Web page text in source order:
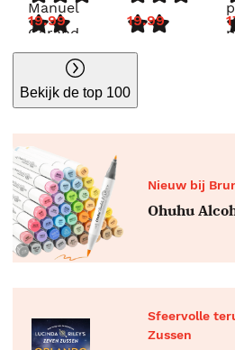
Manuel
Garand
19.99 19.99
Bekijk de top 100
Nieuw bij
Ohuhu
Sfeervolle
Zussen